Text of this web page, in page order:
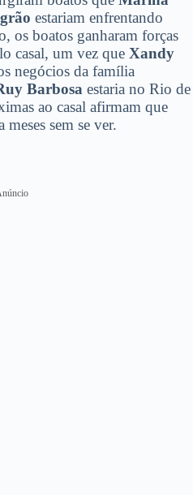
estariam enfrentando
os boatos ganharam forças
casal, um vez que Xandy
negócios da família
Barbosa estaria no Rio de
ao casal afirmam que
meses sem se ver.